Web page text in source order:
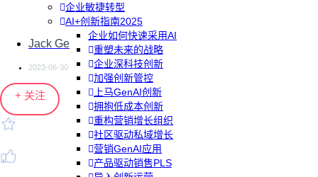
企业敏捷转型
AI+创新指南2025
企业如何快速采用AI
重塑未来的战略
企业深科技创新
加强创新管控
上马GenAI创新
拥抱低成本创新
重构营销增长组织
社区驱动私域增长
营销GenAI应用
产品驱动销售PLS
Jack Ge
2023-06-30
+ 关注